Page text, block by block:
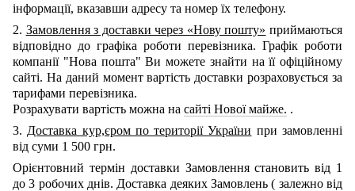
інформації, вказавши адресу та номер їх телефону.
2. Замовлення з доставки через «Нову пошту» приймаються
відповідно до графіка роботи перевізника. Графік роботи
компанії "Нова пошта" Ви можете знайти на її офіційному
сайті. На даний момент вартість доставки розраховується за
тарифами перевізника.
Розрахувати вартість можна на сайті Нової майже. .
3. Доставка кур,єром по території України при замовленні
від суми 1 500 грн.
Орієнтовний термін доставки Замовлення становить від 1
до 3 робочих днів. Доставка деяких Замовлень( залежно від